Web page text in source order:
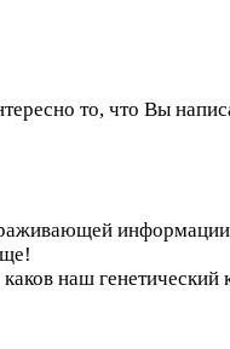
то, что Вы
наш генетический